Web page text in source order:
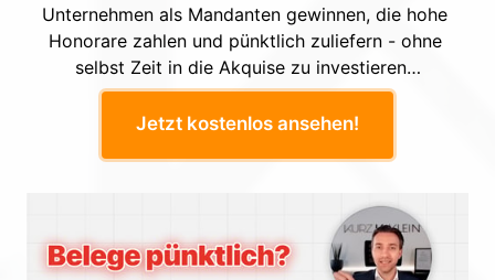
Unternehmen als Mandanten gewinnen, die hohe
Honorare zahlen und pünktlich zuliefern - ohne
selbst Zeit in die Akquise zu investieren…
Jetzt kostenlos ansehen!